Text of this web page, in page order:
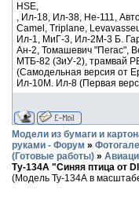
HSE,
, Ил-18, Ил-38, He-111,
Camel, Triplane,
Ил-1, МиГ-3, Ил-2М-3 Б.
Ан-2, Томашевич "Пегас",
МТБ-82 (ЗиУ-2), трамвай
(Самодельная версия от
Ил-10М. Ил-8 (Первая
Модели из бумаги и
руками - Форум »
(Готовые работы) »
Ту-134А "Синяя птица от
(Модель Ту-134А в